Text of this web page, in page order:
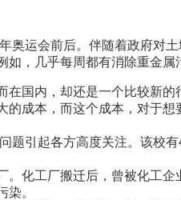
运会前后。伴随着政府对土
，几乎每周都有消除重金
内，却还是一个比较新的
成本，而这个成本，对于
引起各方高度关注。该校有
工厂搬迁后，曾被化工企
染。